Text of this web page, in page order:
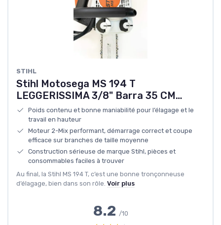
STIHL
Stihl Motosega MS 194 T
LEGGERISSIMA 3/8" Barra 35 CM…
Poids contenu et bonne maniabilité pour l’élagage et le
travail en hauteur
Moteur 2-Mix performant, démarrage correct et coupe
efficace sur branches de taille moyenne
Construction sérieuse de marque Stihl, pièces et
consommables faciles à trouver
Au final, la Stihl MS 194 T, c’est une bonne tronçonneuse
d’élagage, bien dans son rôle. Voir plus
8.2 /10